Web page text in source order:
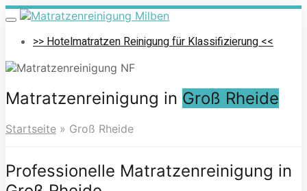
Skip
to
main
Toggle
navigation>> Hotelmatratzen Reinigung für Klassifizierung <<
Matratzenreinigung in Groß Rheide
Startseite » Groß Rheide
Professionelle Matratzenreinigung in